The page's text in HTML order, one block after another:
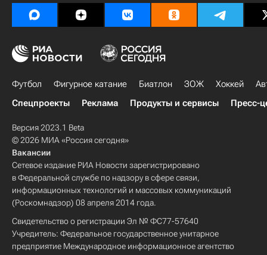
Футбол Фигурное катание Биатлон ЗОЖ Хоккей
Спецпроекты
Реклама Продукты и сервисы Пресс-
Версия 2023.1 Beta
© 2026 МИА «Россия сегодня»
Вакансии
Сетевое издание РИА Новости зарегистрировано
в Федеральной службе по надзору в сфере связи,
информационных технологий и массовых коммуникаций
(Роскомнадзор) 08 апреля 2014 года.
Свидетельство о регистрации Эл № ФС77-57640
Учредитель: Федеральное государственное унитарное
предприятие Международное информационное агентство